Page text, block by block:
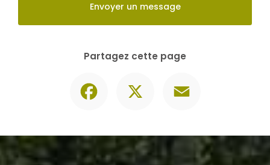
Envoyer un message
Partagez cette page